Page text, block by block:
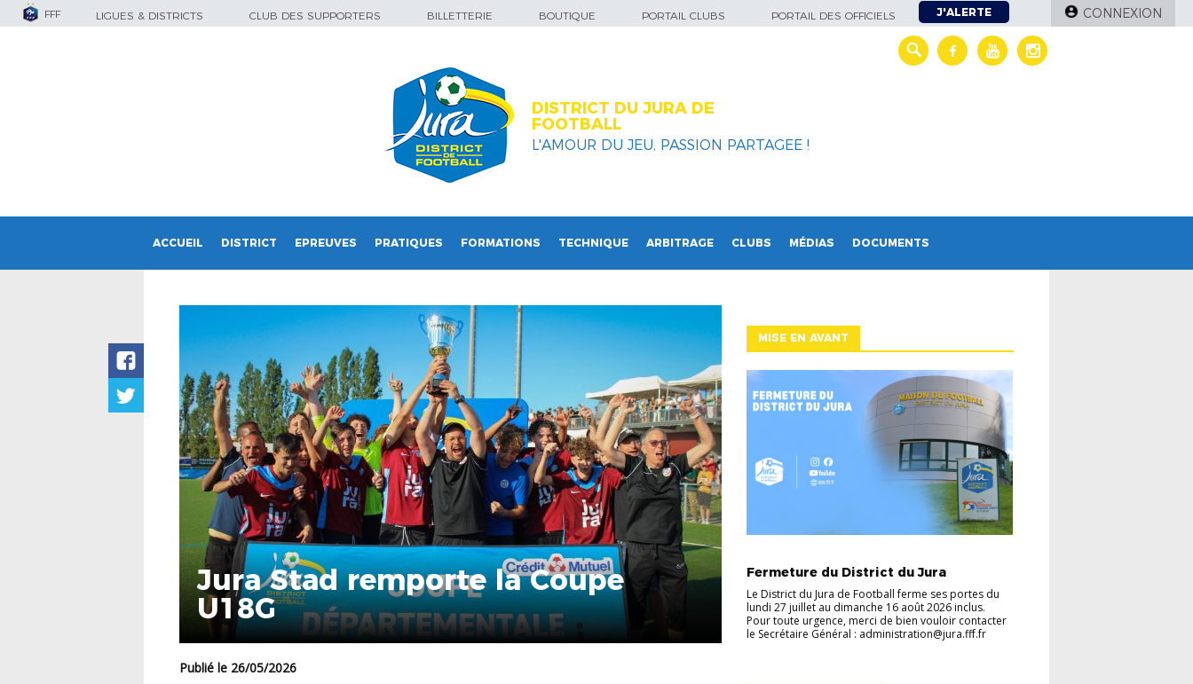
FFF LIGUES & DISTRICTS CLUB DES SUPPORTERS BILLETTERIE BOUTIQUE PORTAIL CLUBS PORTAIL DES OFFICIELS J'ALERTE CONNEXION
DISTRICT DU JURA DE
FOOTBALL
L'AMOUR DU JEU, PASSION PARTAGEE !
ACCUEIL DISTRICT EPREUVES PRATIQUES FORMATIONS TECHNIQUE ARBITRAGE CLUBS MÉDIAS DOCUMENTS
Jura Stad remporte la Coupe
U18G
Publié le 26/05/2026
MISE EN AVANT
Fermeture du District du Jura
Le District du Jura de Football ferme ses portes du
lundi 27 juillet au dimanche 16 août 2026 inclus.
Pour toute urgence, merci de bien vouloir contacter
le Secrétaire Général : administration@jura.fff.fr